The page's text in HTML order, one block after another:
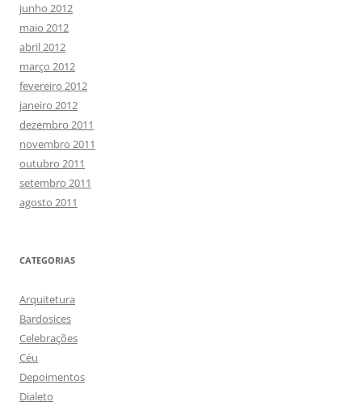
junho 2012
maio 2012
abril 2012
março 2012
fevereiro 2012
janeiro 2012
dezembro 2011
novembro 2011
outubro 2011
setembro 2011
agosto 2011
CATEGORIAS
Arquitetura
Bardosices
Celebrações
Céu
Depoimentos
Dialeto